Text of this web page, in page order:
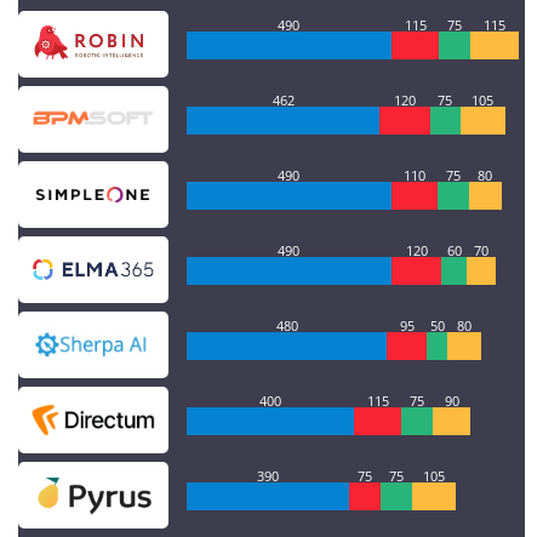
490 115 75 115
462 120 75 105
490 110 75 80
490 120 60 70
480 95 50 80
400 115 75 90
390 75 75 105